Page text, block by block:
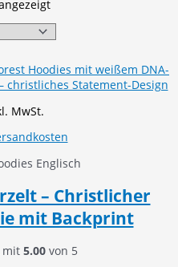
Nach
MwSt.
Englisch
– Christlicher
mit Backprint
mit 5.00 von 5